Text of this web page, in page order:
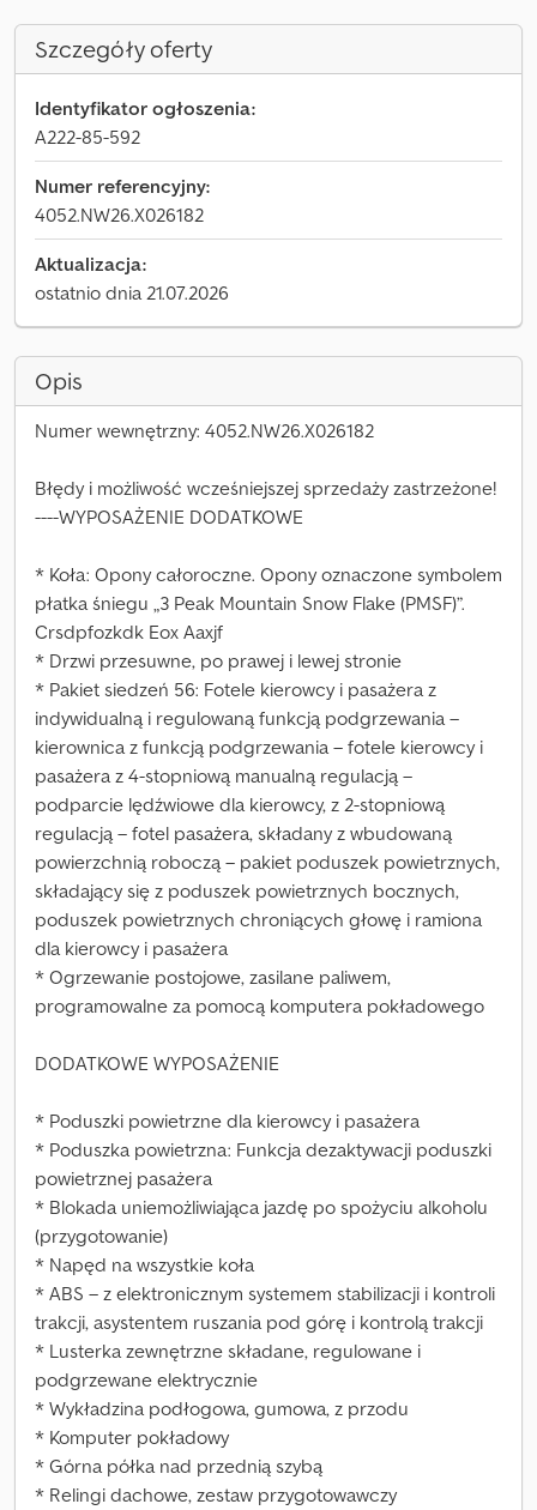
Szczegóły oferty
Identyfikator ogłoszenia:
A222-85-592
Numer referencyjny:
4052.NW26.X026182
Aktualizacja:
ostatnio dnia 21.07.2026
Opis
Numer wewnętrzny: 4052.NW26.X026182
Błędy i możliwość wcześniejszej sprzedaży zastrzeżone!
----WYPOSAŻENIE DODATKOWE
* Koła: Opony całoroczne. Opony oznaczone symbolem
płatka śniegu „3 Peak Mountain Snow Flake (PMSF)”.
Crsdpfozkdk Eox Aaxjf
* Drzwi przesuwne, po prawej i lewej stronie
* Pakiet siedzeń 56: Fotele kierowcy i pasażera z
indywidualną i regulowaną funkcją podgrzewania –
kierownica z funkcją podgrzewania – fotele kierowcy i
pasażera z 4-stopniową manualną regulacją –
podparcie lędźwiowe dla kierowcy, z 2-stopniową
regulacją – fotel pasażera, składany z wbudowaną
powierzchnią roboczą – pakiet poduszek powietrznych,
składający się z poduszek powietrznych bocznych,
poduszek powietrznych chroniących głowę i ramiona
dla kierowcy i pasażera
* Ogrzewanie postojowe, zasilane paliwem,
programowalne za pomocą komputera pokładowego
DODATKOWE WYPOSAŻENIE
* Poduszki powietrzne dla kierowcy i pasażera
* Poduszka powietrzna: Funkcja dezaktywacji poduszki
powietrznej pasażera
* Blokada uniemożliwiająca jazdę po spożyciu alkoholu
(przygotowanie)
* Napęd na wszystkie koła
* ABS – z elektronicznym systemem stabilizacji i kontroli
trakcji, asystentem ruszania pod górę i kontrolą trakcji
* Lusterka zewnętrzne składane, regulowane i
podgrzewane elektrycznie
* Wykładzina podłogowa, gumowa, z przodu
* Komputer pokładowy
* Górna półka nad przednią szybą
* Relingi dachowe, zestaw przygotowawczy